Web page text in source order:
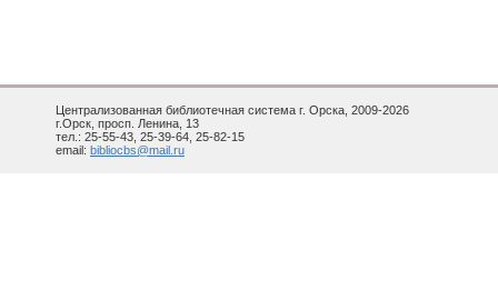
Централизованная библиотечная система г. Орска, 2009-2026
г.Орск, просп. Ленина, 13
тел.: 25-55-43, 25-39-64, 25-82-15
email: bibliocbs@mail.ru